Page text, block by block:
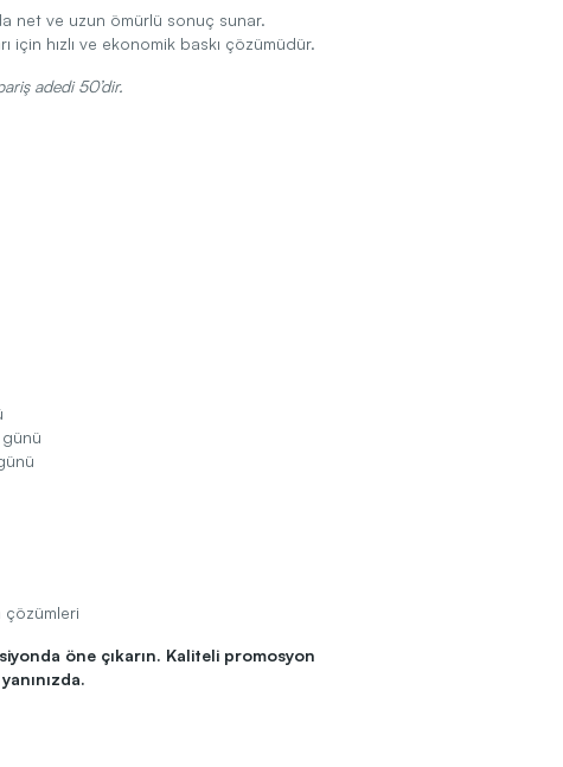
net ve uzun ömürlü sonuç sunar.
için hızlı ve ekonomik baskı çözümüdür.
adedi 50’dir.
çözümleri
öne çıkarın. Kaliteli promosyon